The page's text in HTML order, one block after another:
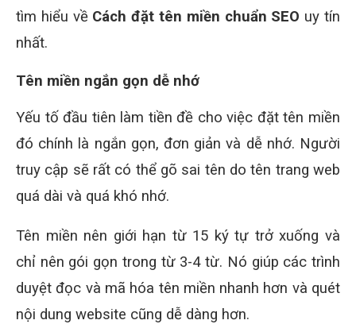
tìm hiểu về Cách đặt tên miền chuẩn SEO uy tín
nhất.
Tên miền ngắn gọn dễ nhớ
Yếu tố đầu tiên làm tiền đề cho việc đặt tên miền
đó chính là ngắn gọn, đơn giản và dễ nhớ. Người
truy cập sẽ rất có thể gõ sai tên do tên trang web
quá dài và quá khó nhớ.
Tên miền nên giới hạn từ 15 ký tự trở xuống và
chỉ nên gói gọn trong từ 3-4 từ. Nó giúp các trình
duyệt đọc và mã hóa tên miền nhanh hơn và quét
nội dung website cũng dễ dàng hơn.